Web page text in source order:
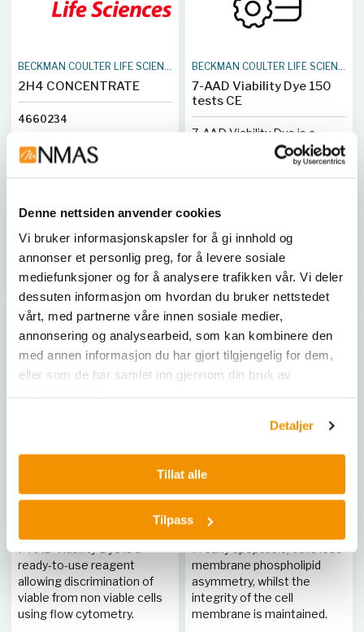
Denne nettsiden anvender cookies
Vi bruker informasjonskapsler for å gi innhold og
annonser et personlig preg, for å levere sosiale
mediefunksjoner og for å analysere trafikken vår. Vi deler
dessuten informasjon om hvordan du bruker nettstedet
vårt, med partnerne våre innen sosiale medier,
annonsering og analysearbeid, som kan kombinere den
med annen informasjon du har gjort tilgjengelig for dem,
eller som de har samlet inn gjennom din bruk av
Detaljer
Tillat alle
Tilpass
BECKMAN COULTER LIFE SCIENCES
2H4 CONCENTRATE
4660234
Kjøp her
BECKMAN COULTER LIFE SCIENCES
7-AAD Viability Dye 150
tests CE
7-AAD Viability Dye is a
ready-to-use reagent
allowing discrimination of
Kjøp her
BECKMAN COULTER LIFE SCIENCES
7-AAD Viability Dye, 200
ready-to-use reagent
allowing discrimination of
viable from non viable cells
using flow cytometry.
ANNEXIN A5 FITC/7-AAD
KIT, 150t RUO
membrane phospholipid
asymmetry, whilst the
integrity of the cell
membrane is maintained.